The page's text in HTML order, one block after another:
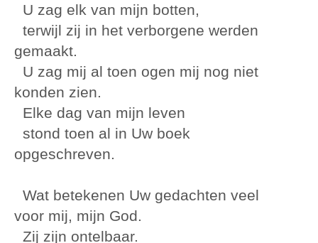
U zag elk van mijn botten,
terwijl zij in het verborgene werden
gemaakt.
U zag mij al toen ogen mij nog niet
konden zien.
Elke dag van mijn leven
stond toen al in Uw boek
opgeschreven.
Wat betekenen Uw gedachten veel
voor mij, mijn God.
Zij zijn ontelbaar.